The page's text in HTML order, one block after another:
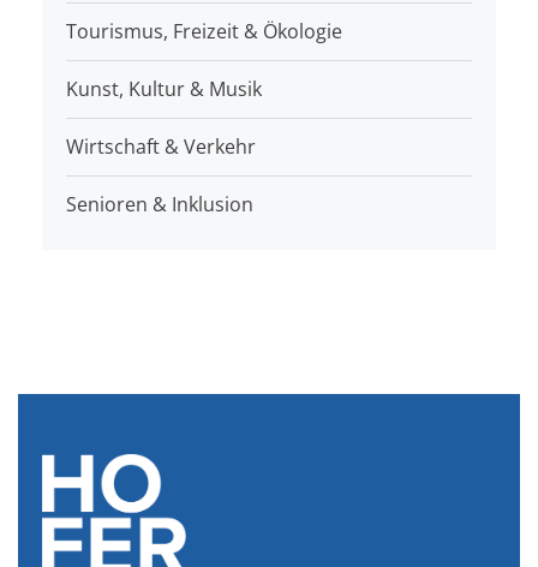
Tourismus, Freizeit & Ökologie
Kunst, Kultur & Musik
Wirtschaft & Verkehr
Senioren & Inklusion